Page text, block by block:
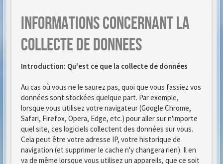
Informations concernant la
collecte de donnees
Introduction: Qu'est ce que la collecte de données
Au cas où vous ne le saurez pas, quoi que vous fassiez vos
données sont stockées quelque part. Par exemple,
lorsque vous utilisez votre navigateur (Google Chrome,
Safari, Firefox, Opera, Edge, etc.) pour aller sur n'importe
quel site, ces logiciels collectent des données sur vous.
Cela peut être votre adresse IP, votre historique de
navigation (et supprimer le cache n'y changera rien). Il en
va de même lorsque vous utilisez un appareils, que ce soit